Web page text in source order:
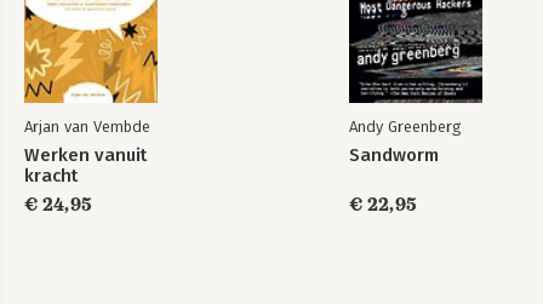
Arjan van Vembde
Werken vanuit
kracht
€ 24,95
Andy Greenberg
Sandworm
€ 22,95